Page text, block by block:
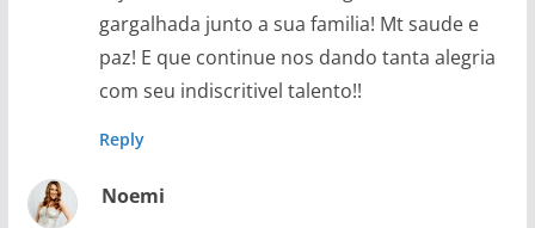
gargalhada junto a sua familia! Mt saude e
paz! E que continue nos dando tanta alegria
com seu indiscritivel talento!!
Reply
Noemi